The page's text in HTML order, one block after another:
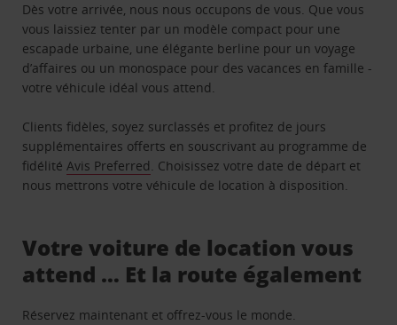
Dès votre arrivée, nous nous occupons de vous. Que vous
vous laissiez tenter par un modèle compact pour une
escapade urbaine, une élégante berline pour un voyage
d’affaires ou un monospace pour des vacances en famille -
votre véhicule idéal vous attend.
Clients fidèles, soyez surclassés et profitez de jours
supplémentaires offerts en souscrivant au programme de
fidélitéAvis Preferred. Choisissez votre date de départ et
nous mettrons votre véhicule de location à disposition.
Votre voiture de location vous
attend … Et la route également
Réservez maintenant et offrez-vous le monde.